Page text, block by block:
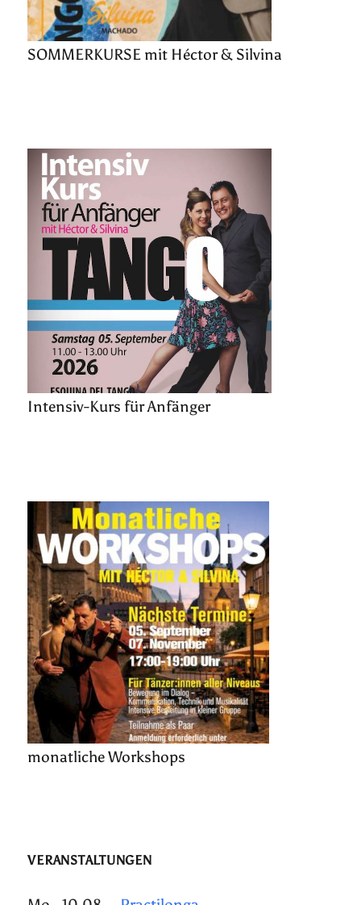
SOMMERKURSE mit Héctor & Silvina
Intensiv-Kurs für Anfänger
monatliche Workshops
VERANSTALTUNGEN